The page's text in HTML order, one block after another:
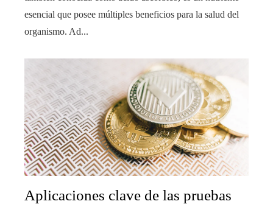
esencial que posee múltiples beneficios para la salud del
organismo. Ad...
Aplicaciones clave de las pruebas